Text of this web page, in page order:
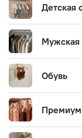
Детская
Обувь
Премиум